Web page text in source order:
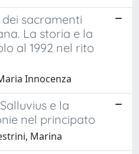
dei sacramenti
La storia e la
al 1992 nel rito
Innocenza
e la
nel principato
Marina